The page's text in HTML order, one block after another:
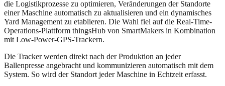
die Logistikprozesse zu optimieren, Veränderungen der Standorte
einer Maschine automatisch zu aktualisieren und ein dynamisches
Yard Management zu etablieren. Die Wahl fiel auf die Real-Time-
Operations-Plattform thingsHub von SmartMakers in Kombination
mit Low-Power-GPS-Trackern.
Die Tracker werden direkt nach der Produktion an jeder
Ballenpresse angebracht und kommunizieren automatisch mit dem
System. So wird der Standort jeder Maschine in Echtzeit erfasst.